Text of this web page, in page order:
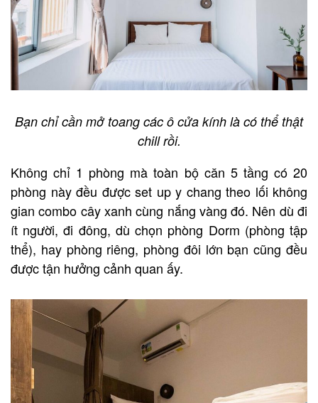
Bạn chỉ cần mở toang các ô cửa kính là có thể thật
chill rồi.
Không chỉ 1 phòng mà toàn bộ căn 5 tầng có 20
phòng này đều được set up y chang theo lối không
gian combo cây xanh cùng nắng vàng đó. Nên dù đi
ít người, đi đông, dù chọn phòng Dorm (phòng tập
thể), hay phòng riêng, phòng đôi lớn bạn cũng đều
được tận hưởng cảnh quan ấy.